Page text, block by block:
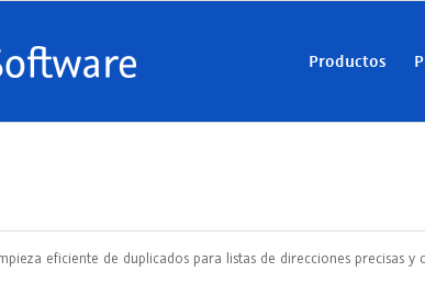
Productos
eficiente de duplicados para listas de direcciones precisas y